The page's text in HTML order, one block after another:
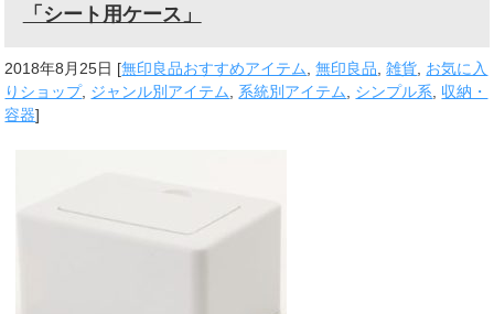
「シート用ケース」
2018年8月25日 [無印良品おすすめアイテム,無印良品,雑貨, お気に入
りショップ, ジャンル別アイテム, 系統別アイテム, シンプル系, 収納・
容器]